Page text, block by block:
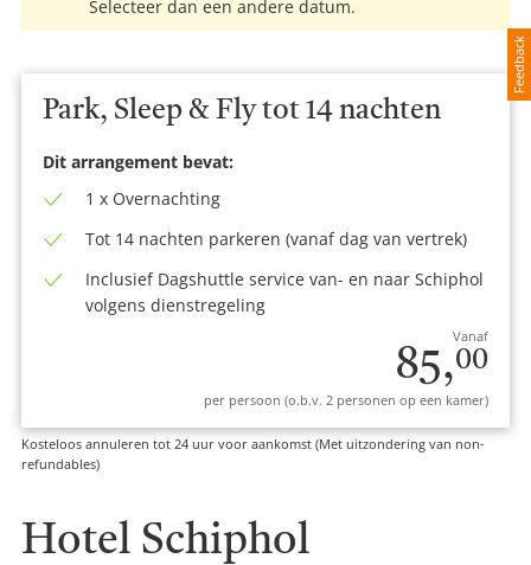
Selecteer dan een andere datum.
Park, Sleep & Fly tot 14 nachten
Dit arrangement bevat:
1 x Overnachting
Tot 14 nachten parkeren (vanaf dag van vertrek)
Inclusief Dagshuttle service van- en naar Schiphol
volgens dienstregeling
Vanaf
85,00
per persoon (o.b.v. 2 personen op een kamer)
Kosteloos annuleren tot 24 uur voor aankomst (Met uitzondering van non-
refundables)
Hotel Schiphol
Feedback